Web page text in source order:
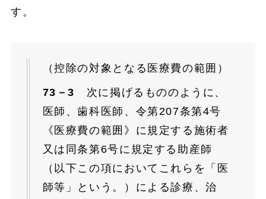
す。
（控除の対象となる医療費の範囲）
73－3
次に掲げるもののように、
医師、歯科医師、令第207条第4号
《医療費の範囲》に規定する施術者
又は同条第6号に規定する助産師
（以下この項においてこれらを「医
師等」という。）による診療、治